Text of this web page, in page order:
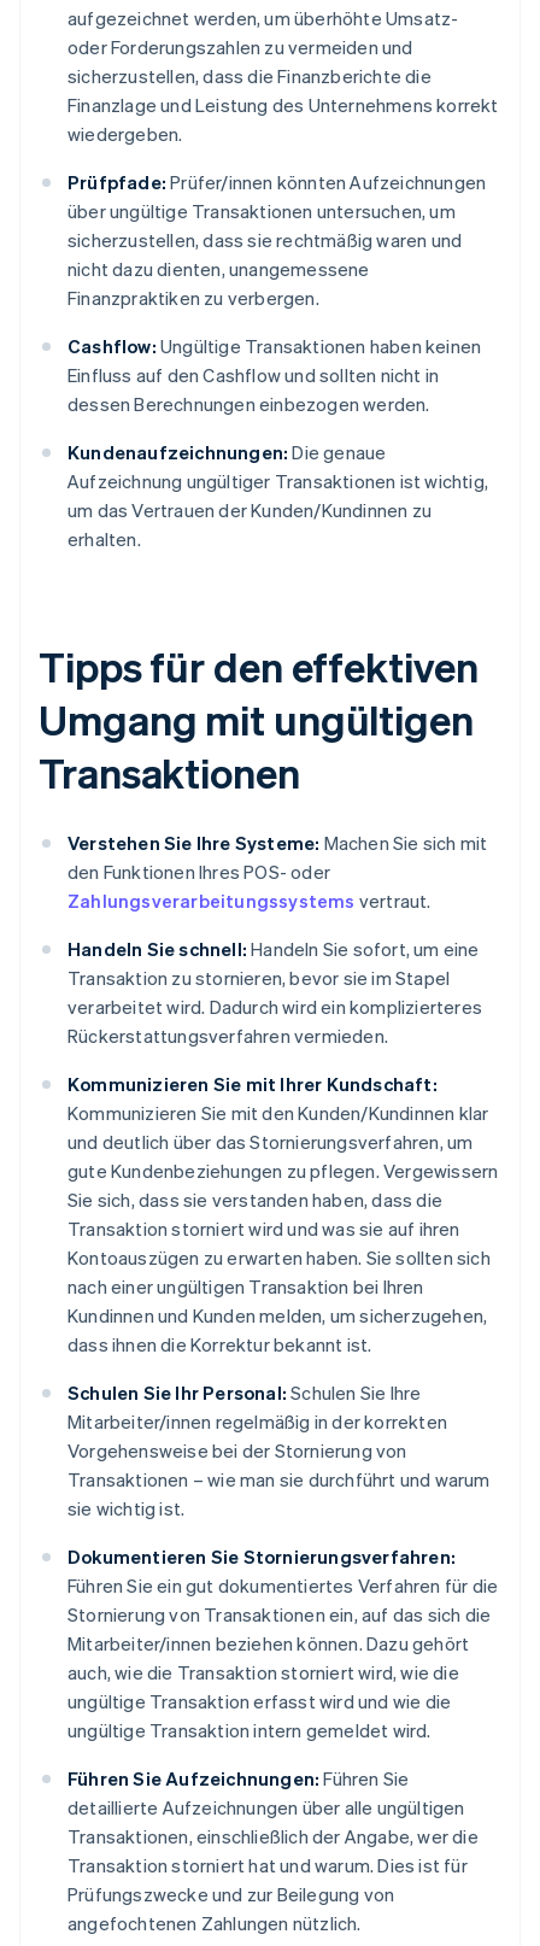
aufgezeichnet werden, um überhöhte Umsatz-
oder Forderungszahlen zu vermeiden und
sicherzustellen, dass die Finanzberichte die
Finanzlage und Leistung des Unternehmens korrekt
wiedergeben.
Prüfpfade: Prüfer/innen könnten Aufzeichnungen
über ungültige Transaktionen untersuchen, um
sicherzustellen, dass sie rechtmäßig waren und
nicht dazu dienten, unangemessene
Finanzpraktiken zu verbergen.
Cashflow: Ungültige Transaktionen haben keinen
Einfluss auf den Cashflow und sollten nicht in
dessen Berechnungen einbezogen werden.
Kundenaufzeichnungen: Die genaue
Aufzeichnung ungültiger Transaktionen ist wichtig,
um das Vertrauen der Kunden/Kundinnen zu
erhalten.
Tipps für den effektiven
Umgang mit ungültigen
Transaktionen
Verstehen Sie Ihre Systeme: Machen Sie sich mit
den Funktionen Ihres POS- oder
Zahlungsverarbeitungssystems vertraut.
Handeln Sie schnell: Handeln Sie sofort, um eine
Transaktion zu stornieren, bevor sie im Stapel
verarbeitet wird. Dadurch wird ein komplizierteres
Rückerstattungsverfahren vermieden.
Kommunizieren Sie mit Ihrer Kundschaft:
Kommunizieren Sie mit den Kunden/Kundinnen klar
und deutlich über das Stornierungsverfahren, um
gute Kundenbeziehungen zu pflegen. Vergewissern
Sie sich, dass sie verstanden haben, dass die
Transaktion storniert wird und was sie auf ihren
Kontoauszügen zu erwarten haben. Sie sollten sich
nach einer ungültigen Transaktion bei Ihren
Kundinnen und Kunden melden, um sicherzugehen,
dass ihnen die Korrektur bekannt ist.
Schulen Sie Ihr Personal: Schulen Sie Ihre
Mitarbeiter/innen regelmäßig in der korrekten
Vorgehensweise bei der Stornierung von
Transaktionen – wie man sie durchführt und warum
sie wichtig ist.
Dokumentieren Sie Stornierungsverfahren:
Führen Sie ein gut dokumentiertes Verfahren für die
Stornierung von Transaktionen ein, auf das sich die
Mitarbeiter/innen beziehen können. Dazu gehört
auch, wie die Transaktion storniert wird, wie die
ungültige Transaktion erfasst wird und wie die
ungültige Transaktion intern gemeldet wird.
Führen Sie Aufzeichnungen: Führen Sie
detaillierte Aufzeichnungen über alle ungültigen
Transaktionen, einschließlich der Angabe, wer die
Transaktion storniert hat und warum. Dies ist für
Prüfungszwecke und zur Beilegung von
angefochtenen Zahlungen nützlich.